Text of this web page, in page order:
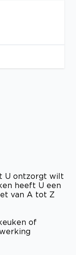
U ontzorgt wilt
heeft U een
van A tot Z
of